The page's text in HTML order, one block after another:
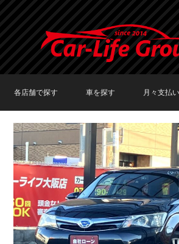
各店舗で探す
TOKYO店在庫車両
大阪店在庫車両
福岡店在庫車両
車を探す
車種で探す
メーカーで探す
月々支払
〜
20,000円
30,000円
40,000円